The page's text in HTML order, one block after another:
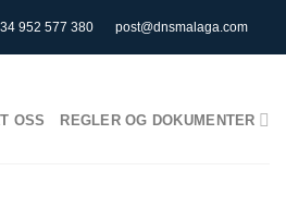
952 577 380 post@dnsmalaga.com
OSS REGLER OG DOKUMENTER